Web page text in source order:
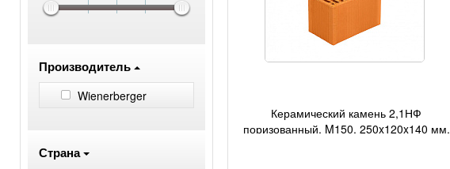
Производитель
Wienerberger
Страна
Керамический камень 2,1НФ
поризованный, M150, 250x120x140 мм,